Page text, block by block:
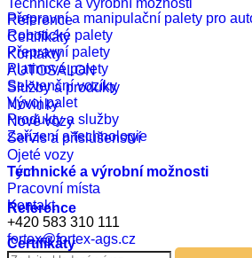
Přepravní a manipulační palety pro
Robotické palety
Přepravní palety
Platinové palety
Sekvenční vozíky
Vývoj palet
Produkty a služby
Zařízení a technologie
Technické a výrobní možnosti
Reference
Certifikáty
Technické a výrobní možnosti
Reference
Certifikáty
Kontakty
AUTOSALON
Služby a produkty
Novinky
Nové vozy
Servis a příslušenství
Ojeté vozy
Tým
Pracovní místa
Kontakt
+420 583 310 111
fortex@fortex-ags.cz